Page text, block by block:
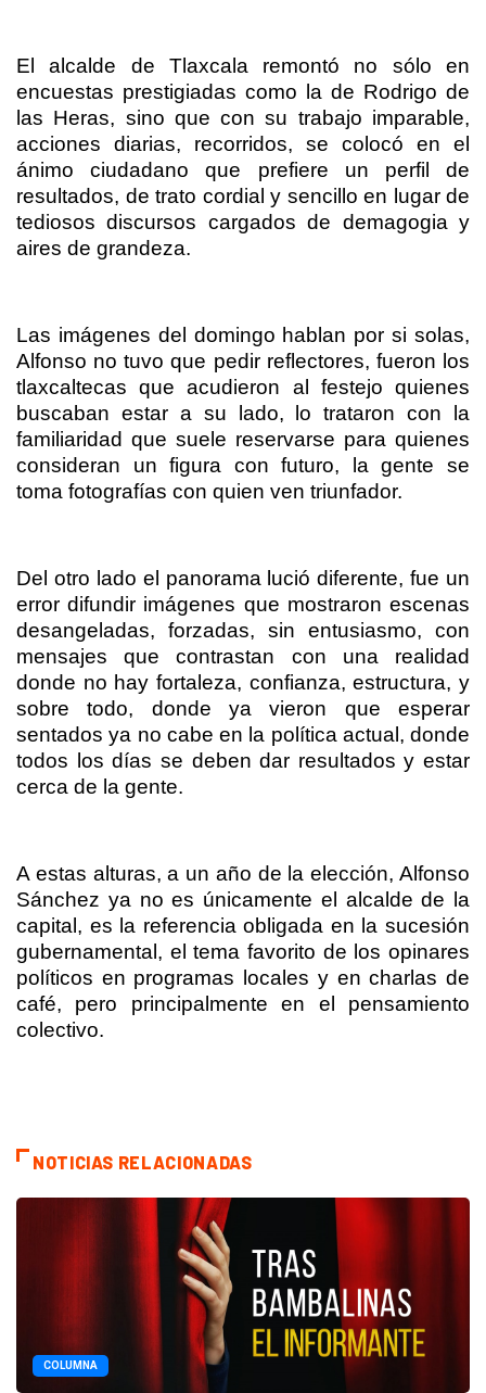
El alcalde de Tlaxcala remontó no sólo en
encuestas prestigiadas como la de Rodrigo de
las Heras, sino que con su trabajo imparable,
acciones diarias, recorridos, se colocó en el
ánimo ciudadano que prefiere un perfil de
resultados, de trato cordial y sencillo en lugar de
tediosos discursos cargados de demagogia y
aires de grandeza.
Las imágenes del domingo hablan por si solas,
Alfonso no tuvo que pedir reflectores, fueron los
tlaxcaltecas que acudieron al festejo quienes
buscaban estar a su lado, lo trataron con la
familiaridad que suele reservarse para quienes
consideran un figura con futuro, la gente se
toma fotografías con quien ven triunfador.
Del otro lado el panorama lució diferente, fue un
error difundir imágenes que mostraron escenas
desangeladas, forzadas, sin entusiasmo, con
mensajes que contrastan con una realidad
donde no hay fortaleza, confianza, estructura, y
sobre todo, donde ya vieron que esperar
sentados ya no cabe en la política actual, donde
todos los días se deben dar resultados y estar
cerca de la gente.
A estas alturas, a un año de la elección, Alfonso
Sánchez ya no es únicamente el alcalde de la
capital, es la referencia obligada en la sucesión
gubernamental, el tema favorito de los opinares
políticos en programas locales y en charlas de
café, pero principalmente en el pensamiento
colectivo.
NOTICIAS RELACIONADAS
COLUMNA